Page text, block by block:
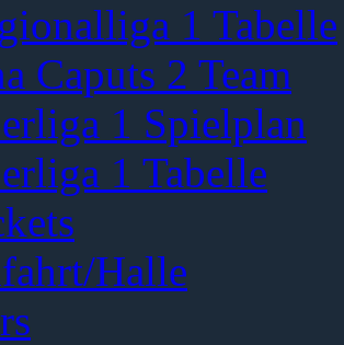
1 Tabelle
Caputs 2 Team
1 Spielplan
1 Tabelle
Halle